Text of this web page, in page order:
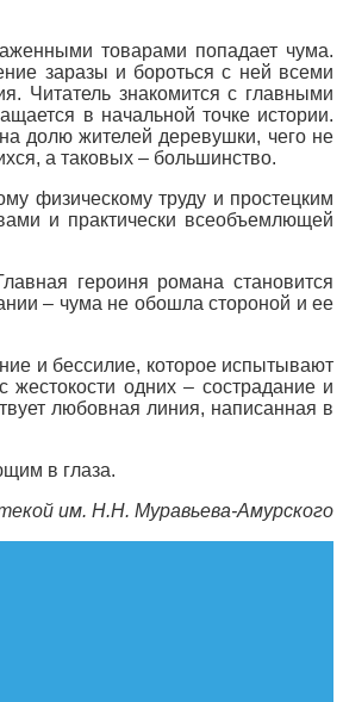
товарами попадает чума.
заразы и бороться с ней всеми
Читатель знакомится с главными
в начальной точке истории.
долю жителей деревушки, чего не
а таковых – большинство.
физическому труду и простецким
и практически всеобъемлющей
героиня романа становится
– чума не обошла стороной и ее
и бессилие, которое испытывают
одних – сострадание и
любовная линия, написанная в
в глаза.
им. Н.Н. Муравьева-Амурского